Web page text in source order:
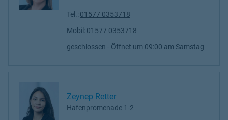
Tel.: 01577 0353718
Mobil: 01577 0353718
geschlossen - Öffnet um 09:00 Samstag
Zeynep Retter
Hafenpromenade 1-2